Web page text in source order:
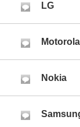
LG
Motorola
Nokia